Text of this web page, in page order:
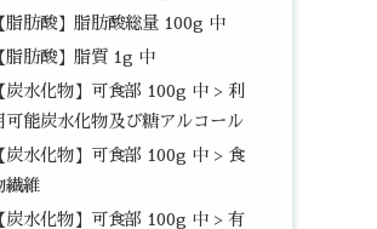
脂肪酸】脂肪酸総量 100g 中
脂肪酸】脂質 1g 中
炭水化物】可食部 100g 中 > 利
可能炭水化物及び糖アルコール
炭水化物】可食部 100g 中 > 食
繊維
炭水化物】可食部 100g 中 > 有